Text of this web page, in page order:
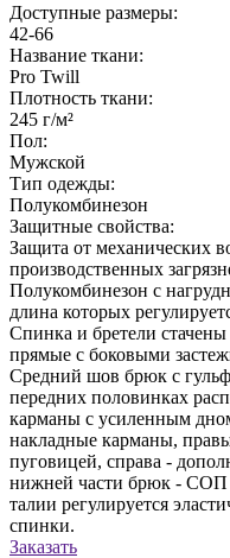
Доступные размеры:
42-66
Название ткани:
Pro Twill
Плотность ткани:
245 г/м²
Пол:
Мужской
Тип одежды:
Полукомбинезон
Защитные свойства:
Защита от механических
производственных
Полукомбинезон с
длина которых
Спинка и бретели
прямые с боковыми
Средний шов брюк с
передних половинках
карманы с усиленным
накладные карманы,
пуговицей, справа -
нижней части брюк -
талии регулируется
спинки.
Заказать